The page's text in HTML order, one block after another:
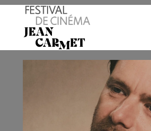
Avant de continuer, contrôlez